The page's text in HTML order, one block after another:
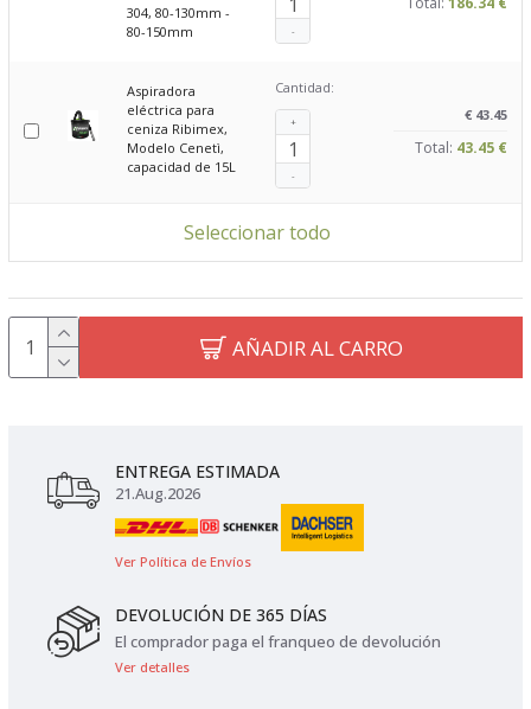
304, 80-130mm -
80-150mm
-
Aspiradora
eléctrica para
ceniza Ribimex,
Modelo Cenetì,
capacidad de 15L
Cantidad:
-
+ € 43.45
Total: 43.45 €
Seleccionar todo
AÑADIR AL CARRO
ENTREGA ESTIMADA
21.Aug.2026
Ver Política de Envíos
DEVOLUCIÓN DE 365 DÍAS
El comprador paga el franqueo de devolución
Ver detalles